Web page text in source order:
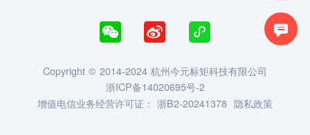

  
Copyright © 2014-2024 杭州今元标矩科技有限公司
浙ICP备14020695号-2
增值电信业务经营许可证： 浙B2-20241378 隐私政策